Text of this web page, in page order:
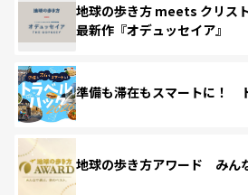
地球の歩き方 meets クリス
最新作『オデュッセイア』
準備も滞在もスマートに！
地球の歩き方アワード みん